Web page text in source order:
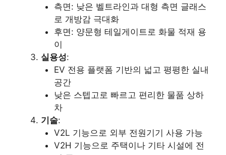
측면: 낮은 벨트라인과 대형 측면 글래스
로 개방감 극대화
후면: 양문형 테일게이트로 화물 적재 용
이
실용성:
EV 전용 플랫폼 기반의 넓고 평평한 실내
공간
낮은 스텝고로 빠르고 편리한 물품 상하
차
기술:
V2L 기능으로 외부 전원기기 사용 가능
V2H 기능으로 주택이나 기타 시설에 전